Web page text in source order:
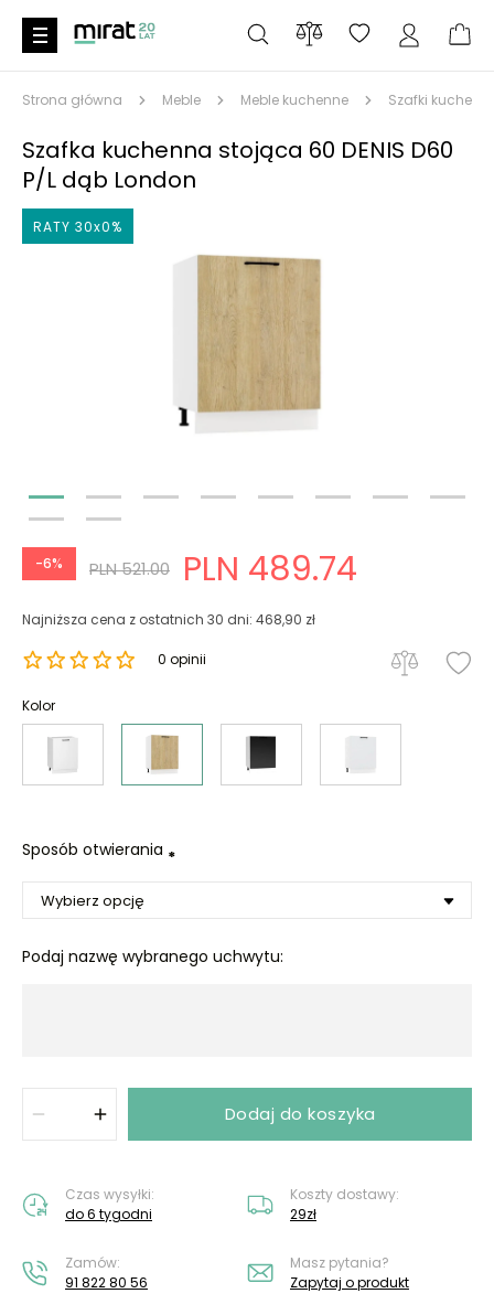
Strona główna Meble Meble kuchenne Szafki
Szafka kuchenna stojąca 60 DENIS D60
P/L dąb London
RATY 30x0%
-6% PLN 521.00 PLN 489.74
Najniższa cena z ostatnich 30 dni: 468,90 zł
0 opinii
Kolor
Sposób otwierania *
Podaj nazwę wybranego uchwytu:
Dodaj do koszyka
Czas wysyłki:
do 6 tygodni
Koszty dostawy:
29zł
Zamów:
91 822 80 56
Masz pytania?
Zapytaj o produkt